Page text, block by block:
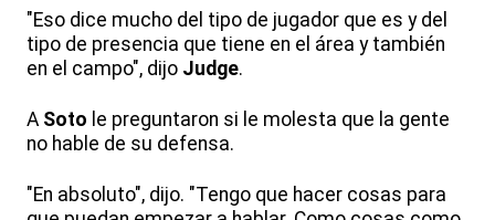
"Eso dice mucho del tipo de jugador que es y del
tipo de presencia que tiene en el área y también
en el campo", dijo Judge.
A Soto le preguntaron si le molesta que la gente
no hable de su defensa.
"En absoluto", dijo. "Tengo que hacer cosas para